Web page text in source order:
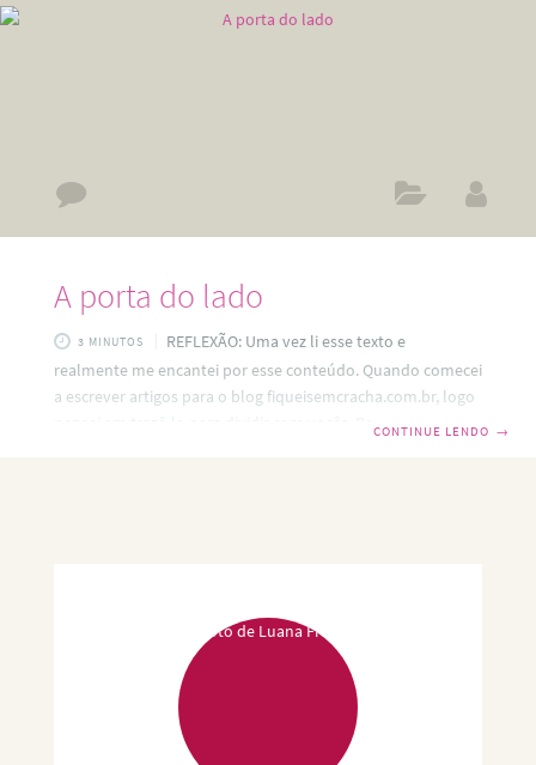
A porta do lado
3 MINUTOS
REFLEXÃO: Uma vez li esse texto e
realmente me encantei por esse conteúdo. Quando comecei
a escrever artigos para o blog fiqueisemcracha.com.br, logo
pensei em trazê-lo para dividir com vocês. Realmente ele
CONTINUE LENDO →